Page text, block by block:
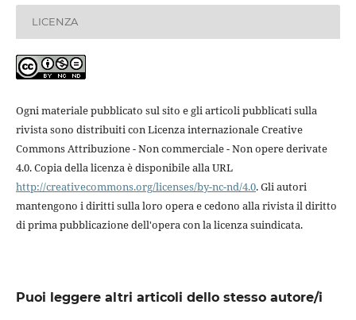
LICENZA
Ogni materiale pubblicato sul sito e gli articoli pubblicati sulla
rivista sono distribuiti con Licenza internazionale Creative
Commons Attribuzione - Non commerciale - Non opere derivate
4.0. Copia della licenza è disponibile alla URL
http://creativecommons.org/licenses/by-nc-nd/4.0. Gli autori
mantengono i diritti sulla loro opera e cedono alla rivista il diritto
di prima pubblicazione dell'opera con la licenza suindicata.
Puoi leggere altri articoli dello stesso autore/i